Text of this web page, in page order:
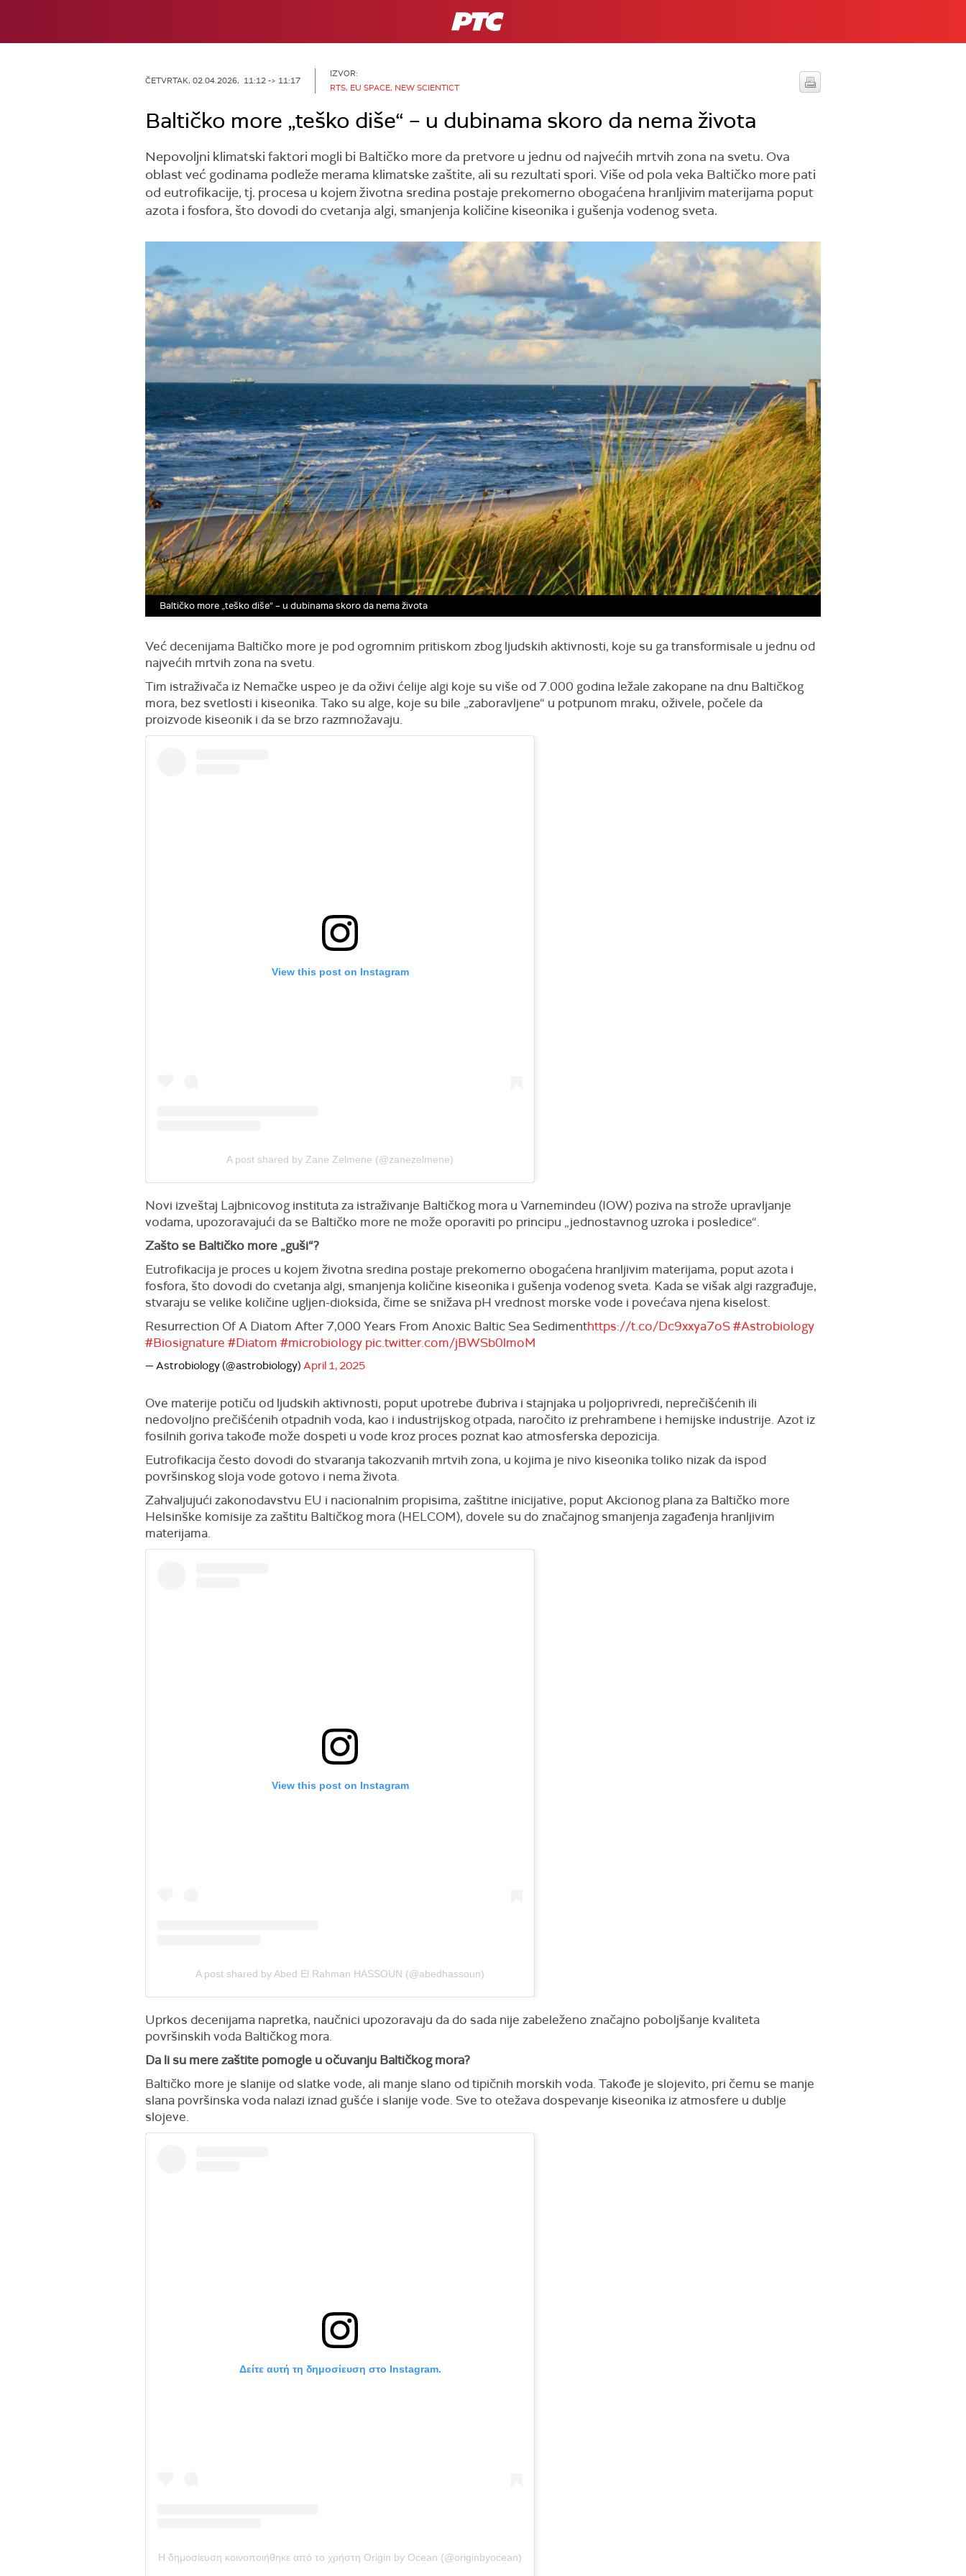
RTS
ČETVRTAK, 02.04.2026, 11:12 -> 11:17
IZVOR:
RTS, EU SPACE, NEW SCIENTICT
Baltičko more „teško diše“ – u dubinama skoro da nema života
Nepovoljni klimatski faktori mogli bi Baltičko more da pretvore u jednu od najvećih mrtvih zona na svetu. Ova
oblast već godinama podleže merama klimatske zaštite, ali su rezultati spori. Više od pola veka Baltičko more pati
od eutrofikacije, tj. procesa u kojem životna sredina postaje prekomerno obogaćena hranljivim materijama poput
azota i fosfora, što dovodi do cvetanja algi, smanjenja količine kiseonika i gušenja vodenog sveta.
Baltičko more „teško diše“ – u dubinama skoro da nema života
Već decenijama Baltičko more je pod ogromnim pritiskom zbog ljudskih aktivnosti, koje su ga transformisale u jednu od
najvećih mrtvih zona na svetu.
Tim istraživača iz Nemačke uspeo je da oživi ćelije algi koje su više od 7.000 godina ležale zakopane na dnu Baltičkog
mora, bez svetlosti i kiseonika. Tako su alge, koje su bile „zaboravljene“ u potpunom mraku, oživele, počele da
proizvode kiseonik i da se brzo razmnožavaju.
View this post on Instagram
A post shared by Zane Zelmene (@zanezelmene)
Novi izveštaj Lajbnicovog instituta za istraživanje Baltičkog mora u Varnemindeu (IOW) poziva na strože upravljanje
vodama, upozoravajući da se Baltičko more ne može oporaviti po principu „jednostavnog uzroka i posledice“.
Zašto se Baltičko more „guši“?
Eutrofikacija je proces u kojem životna sredina postaje prekomerno obogaćena hranljivim materijama, poput azota i
fosfora, što dovodi do cvetanja algi, smanjenja količine kiseonika i gušenja vodenog sveta. Kada se višak algi razgrađuje,
stvaraju se velike količine ugljen-dioksida, čime se snižava pH vrednost morske vode i povećava njena kiselost.
Resurrection Of A Diatom After 7,000 Years From Anoxic Baltic Sea Sedimenthttps://t.co/Dc9xxya7oS#Astrobiology
#Biosignature #Diatom #microbiology pic.twitter.com/jBWSb0lmoM
— Astrobiology (@astrobiology) April 1, 2025
Ove materije potiču od ljudskih aktivnosti, poput upotrebe đubriva i stajnjaka u poljoprivredi, neprečišćenih ili
nedovoljno prečišćenih otpadnih voda, kao i industrijskog otpada, naročito iz prehrambene i hemijske industrije. Azot iz
fosilnih goriva takođe može dospeti u vode kroz proces poznat kao atmosferska depozicija.
Eutrofikacija često dovodi do stvaranja takozvanih mrtvih zona, u kojima je nivo kiseonika toliko nizak da ispod
površinskog sloja vode gotovo i nema života.
Zahvaljujući zakonodavstvu EU i nacionalnim propisima, zaštitne inicijative, poput Akcionog plana za Baltičko more
Helsinške komisije za zaštitu Baltičkog mora (HELCOM), dovele su do značajnog smanjenja zagađenja hranljivim
materijama.
View this post on Instagram
A post shared by Abed El Rahman HASSOUN (@abedhassoun)
Uprkos decenijama napretka, naučnici upozoravaju da do sada nije zabeleženo značajno poboljšanje kvaliteta
površinskih voda Baltičkog mora.
Da li su mere zaštite pomogle u očuvanju Baltičkog mora?
Baltičko more je slanije od slatke vode, ali manje slano od tipičnih morskih voda. Takođe je slojevito, pri čemu se manje
slana površinska voda nalazi iznad gušće i slanije vode. Sve to otežava dospevanje kiseonika iz atmosfere u dublje
slojeve.
Δείτε αυτή τη δημοσίευση στο Instagram.
Η δημοσίευση κοινοποιήθηκε από το χρήστη Origin by Ocean (@originbyocean)